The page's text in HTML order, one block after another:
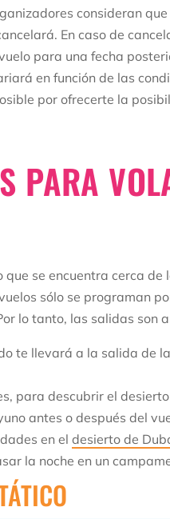
consideran
En caso de
para una fecha
en función de las
por ofrecerte la
PARA
se encuentra cerca de
sólo se programan
lo tanto, las salidas son
te llevará a la salida de
para descubrir el
antes o después del
en el desierto de
la noche en un